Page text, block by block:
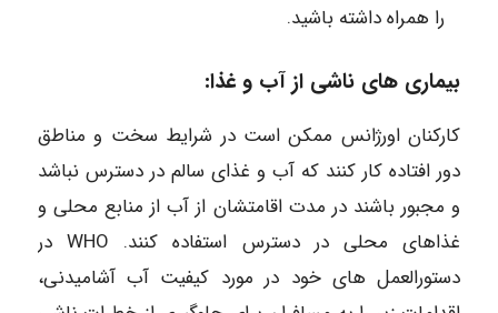
را همراه داشته باشید.
بیماری های ناشی از آب و غذا:
کارکنان اورژانس ممکن است در شرایط سخت و مناطق
دور افتاده کار کنند که آب و غذای سالم در دسترس نباشد
و مجبور باشند در مدت اقامتشان از آب از منابع محلی و
غذاهای محلی در دسترس استفاده کنند. WHO در
دستورالعمل های خود در مورد کیفیت آب آشامیدنی،